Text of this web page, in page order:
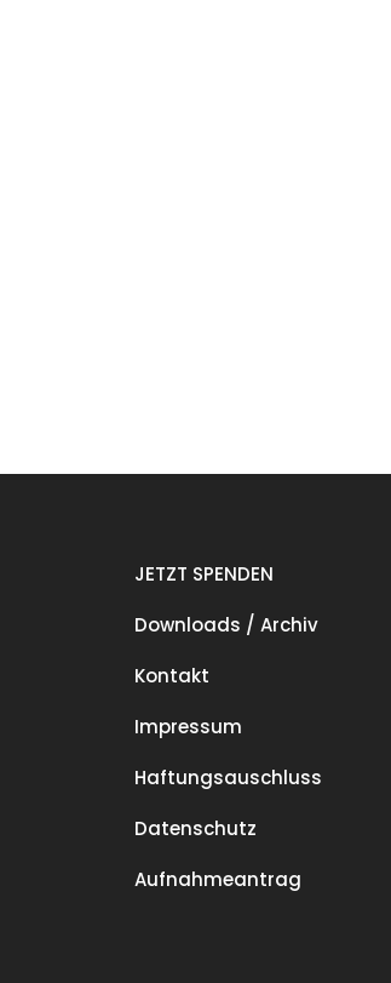
JETZT SPENDEN
Downloads / Archiv
Kontakt
Impressum
Haftungsauschluss
Datenschutz
Aufnahmeantrag